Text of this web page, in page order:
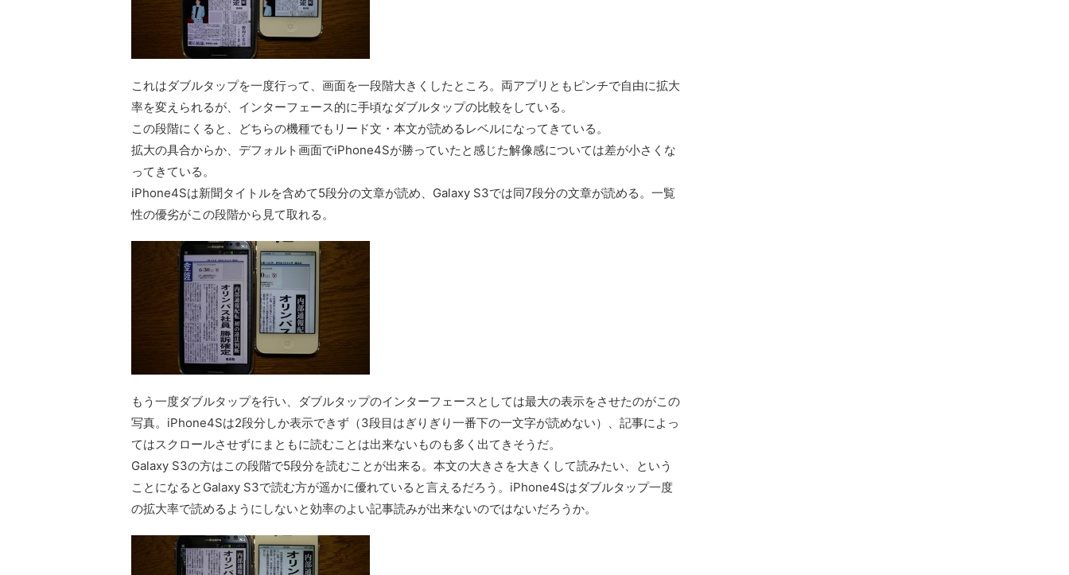
これはダブルタップを一度行って、画面を一段階大きくしたところ。両アプリともピンチで自由に拡大
率を変えられるが、インターフェース的に手頃なダブルタップの比較をしている。
この段階にくると、どちらの機種でもリード文・本文が読めるレベルになってきている。
拡大の具合からか、デフォルト画面でiPhone4Sが勝っていたと感じた解像感については差が小さくな
ってきている。
iPhone4Sは新聞タイトルを含めて5段分の文章が読め、Galaxy S3では同7段分の文章が読める。一覧
性の優劣がこの段階から見て取れる。
もう一度ダブルタップを行い、ダブルタップのインターフェースとしては最大の表示をさせたのがこの
写真。iPhone4Sは2段分しか表示できず（3段目はぎりぎり一番下の一文字が読めない）、記事によっ
てはスクロールさせずにまともに読むことは出来ないものも多く出てきそうだ。
Galaxy S3の方はこの段階で5段分を読むことが出来る。本文の大きさを大きくして読みたい、という
ことになるとGalaxy S3で読む方が遥かに優れていると言えるだろう。iPhone4Sはダブルタップ一度
の拡大率で読めるようにしないと効率のよい記事読みが出来ないのではないだろうか。